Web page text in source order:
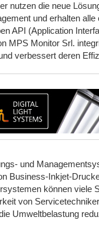
nutzen die neue
und erhalten alle
API (Application
MPS Monitor Srl.
verbessert deren
und
Business-Inkjet-
können viele
von
Umweltbelastung